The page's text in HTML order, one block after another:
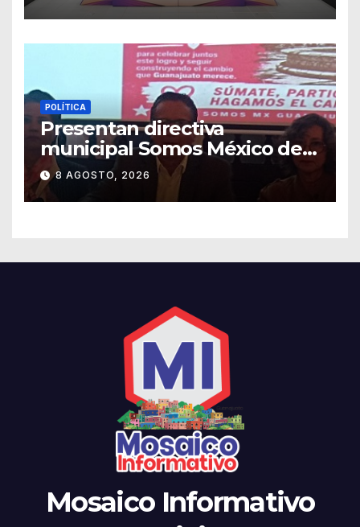
POLÍTICA
Presentan directiva
municipal Somos México de
Guanajuato
8 AGOSTO, 2026
Mosaico Informativo